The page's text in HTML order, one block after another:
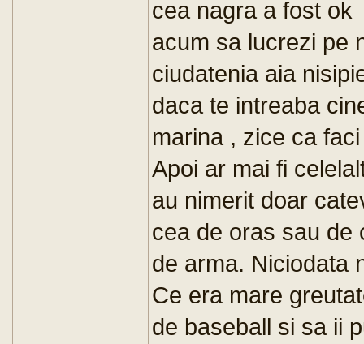
cea nagra a fost ok
acum sa lucrezi pe
ciudatenia aia
daca te intreaba
marina , zice ca
Apoi ar mai fi
au nimerit doar
cea de oras sau de
de arma. Niciodata
Ce era mare
de baseball si sa ii